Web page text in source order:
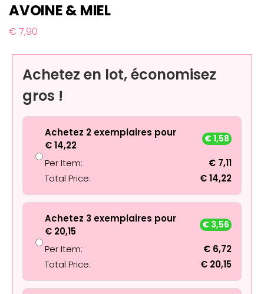
AVOINE & MIEL
€7,90
Achetez en lot, économisez
gros !
Achetez 2 exemplaires pour
€14,22
€1,58
Per Item: € 7,11
Total Price:
€14,22
Achetez 3 exemplaires pour
€ 20,15
€ 3,56
Per Item: € 6,72
Total Price:
€ 20,15